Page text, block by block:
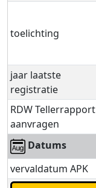
toelichting
jaar laatste
registratie
RDW Tellerrapport
aanvragen
Datums
vervaldatum APK